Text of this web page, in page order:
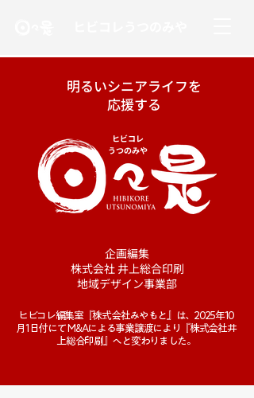
明るいシニアライフを
応援する
ヒビコレ
うつのみや
企画編集
株式会社 井上総合印刷
地域デザイン事業部
ヒビコレ編集室『株式会社みやもと』は、2025年10
月1日付にて M&Aによる事業譲渡により『株式会社井
上総合印刷』へと変わりました。